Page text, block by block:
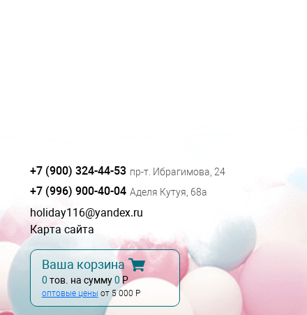
+7 (900) 324-44-53 пр-т. Ибрагимова, 24
+7 (996) 900-40-04 Аделя Кутуя, 68а
holiday116@yandex.ru
Карта сайта
Ваша корзина
0 тов. на сумму0 Р
оптовые цены от 5 000 Р